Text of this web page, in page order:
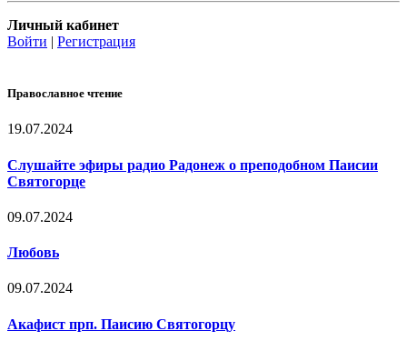
Личный кабинет
Войти | Регистрация
Православное чтение
19.07.2024
Слушайте эфиры радио Радонеж о преподобном Паисии
Святогорце
09.07.2024
Любовь
09.07.2024
Акафист прп. Паисию Святогорцу